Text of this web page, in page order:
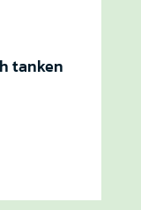
tanken